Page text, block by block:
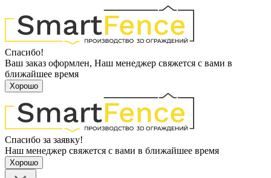
Спасибо!
Ваш заказ оформлен, Наш менеджер свяжется с вами в
ближайшее время
Хорошо
Спасибо за заявку!
Наш менеджер свяжется с вами в ближайшее время
Хорошо